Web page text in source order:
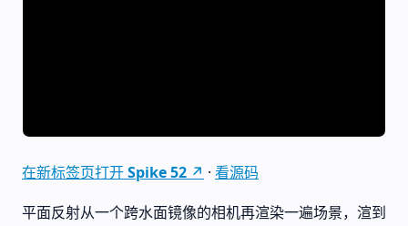
在新标签页打开 Spike 52 ↗ · 看源码
平面反射从一个跨水面镜像的相机再渲染一遍场景，渲到